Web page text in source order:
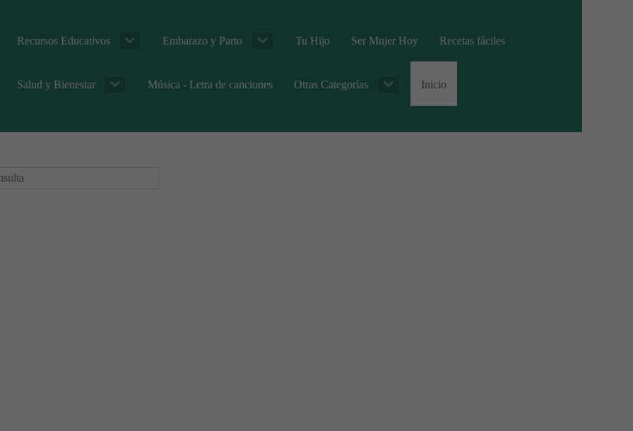
Recursos Educativos Embarazo y Parto Tu Hijo Ser Mujer Hoy Recetas fáciles
Salud y Bienestar Música - Letra de canciones Otras Categorías Inicio